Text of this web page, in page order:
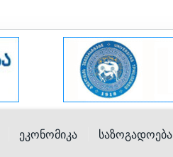
Ეკონომიკა Საზოგადოება